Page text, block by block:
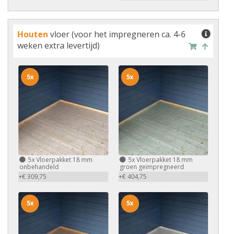
Houten vloer (voor het impregneren ca. 4-6
weken extra levertijd)
5xVloerpakket 18 mm
onbehandeld
+€ 309,75
5x
5xVloerpakket 18 mm
groen geïmpregneerd
+€ 404,75
5x
5x 5x